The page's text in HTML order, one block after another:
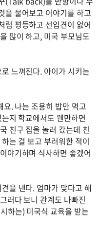
을 물어보고 이야기를 하고
럼 평등하고 선입견이 없어
많이 하고, 미국 부모님도
느껴진다. 아이가 시키는
. 나는 조용히 밥만 먹고
지 학교에서도 웬만하면
친구 집을 놀러 갔는데 친
는 걸 보고 부러워한 적이
야기하며 식사하면 좋겠어
을 낸다. 엄마가 맞다고 해
러다 보니 관계도 나빠진
하는) 미국식 교육을 받는